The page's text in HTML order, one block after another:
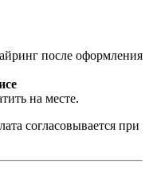
после оформления
на месте.
согласовывается при